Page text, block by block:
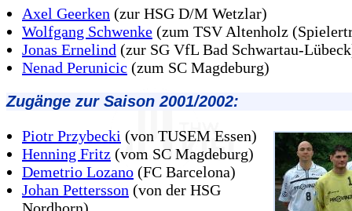
Axel Geerken (zur HSG D/M Wetzlar)
Wolfgang Schwenke (zum TSV Altenholz
Jonas Ernelind (zur SG VfL Bad Schwartau-
Nenad Perunicic (zum SC Magdeburg)
Zugänge zur Saison 2001/2002:
Piotr Przybecki (von TUSEM Essen)
Henning Fritz (vom SC Magdeburg)
Demetrio Lozano (FC Barcelona)
Johan Pettersson (von der HSG